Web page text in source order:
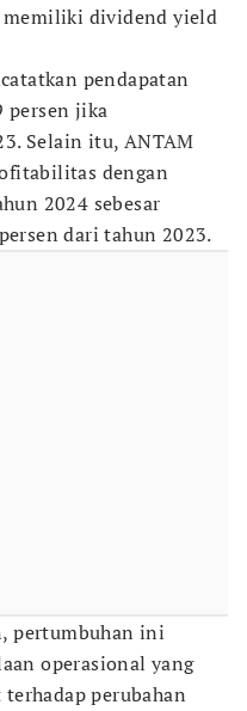
dividend yield
pendapatan
persen jika
Selain itu, ANTAM
dengan
2024 sebesar
dari tahun 2023.
pertumbuhan ini
operasional yang
perubahan